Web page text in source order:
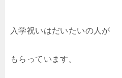
入学祝いはだいたいの人が
もらっています。